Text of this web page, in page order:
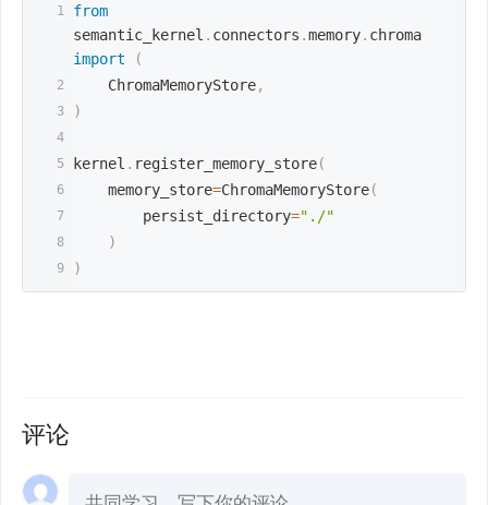
from
semantic_kernel . connectors .memory.
import
(
    ChromaMemoryStore
,
)
kernel . register_memory_store(
    memory_store
=ChromaMemoryStore(
        persist_directory
="./"
)
)
评论